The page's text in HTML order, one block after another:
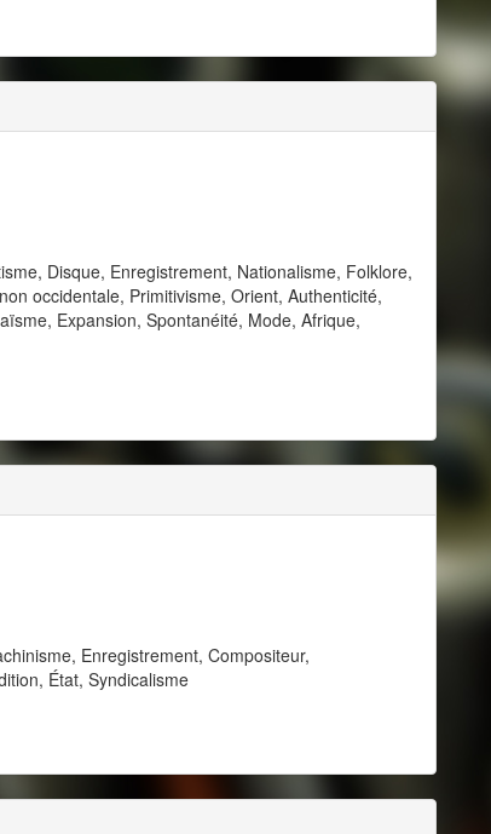
Disque, Enregistrement, Nationalisme, Folklore,
occidentale, Primitivisme, Orient, Authenticité,
Expansion, Spontanéité, Mode, Afrique,
Enregistrement, Compositeur,
État, Syndicalisme